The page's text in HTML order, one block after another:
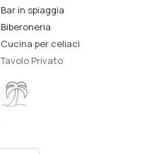
Bar in spiaggia
Biberoneria
Cucina per celiaci
Tavolo Privato